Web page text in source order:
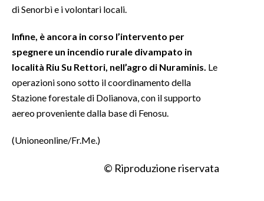
di Senorbì e i volontari locali.
Infine, è ancora in corso l’intervento per
spegnere un incendio rurale divampato in
località Riu Su Rettori, nell’agro di Nuraminis. Le
operazioni sono sotto il coordinamento della
Stazione forestale di Dolianova, con il supporto
aereo proveniente dalla base di Fenosu.
(Unioneonline/Fr.Me.)
© Riproduzione riservata